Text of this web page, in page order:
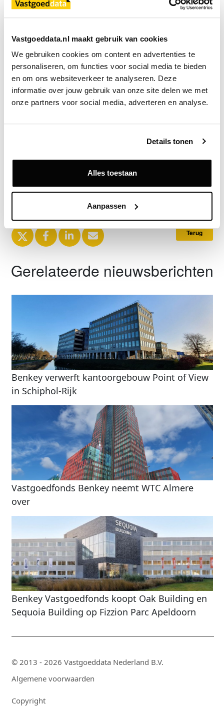
Vastgoeddata.nl maakt gebruik van cookies
We gebruiken cookies om content en advertenties te
personaliseren, om functies voor social media te bieden
en om ons websiteverkeer te analyseren. Deze
informatie over jouw gebruik van onze site delen we met
onze partners voor social media, adverteren en analyse.
Details tonen
Alles toestaan
Aanpassen
cashflow uit een gespreide groep solide huurders,
maakt dit tot een zeer solide en toekomstbestendige
Benkey,”aldus Robin Schmidt, Investment Manager
bij Benkey.
Bron
Exclusief voor licentiehouders
Zie direct welke partijen en panden betrokken zijn bij dit nieuws.
Deze informatie is alleen beschikbaar voor licentiehouders van
Vastgoeddata.
Terug
Gerelateerde nieuwsberichten
Benkey verwerft kantoorgebouw Point of View
in Schiphol-Rijk
Vastgoedfonds Benkey neemt WTC Almere
over
Benkey Vastgoedfonds koopt Oak Building en
Sequoia Building op Fizzion Parc Apeldoorn
© 2013 - 2026 Vastgoeddata Nederland B.V.
Algemene voorwaarden
Copyright